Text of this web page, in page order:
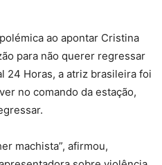
ao apontar Cristina
para não querer regressar
24 Horas, a atriz brasileira foi
no comando da estação,
machista”, afirmou,